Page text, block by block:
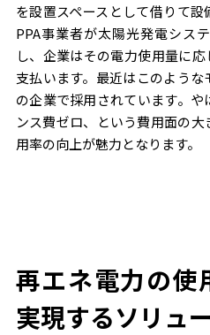
を設置スペースとして借りて
PPA事業者が太陽光発電シス
し、企業はその電力使用量に
支払います。最近はこのよう
の企業で採用されています。
ンス費ゼロ、という費用面の
用率の向上が魅力となります。
再エネ電力の使
実現するソリュ